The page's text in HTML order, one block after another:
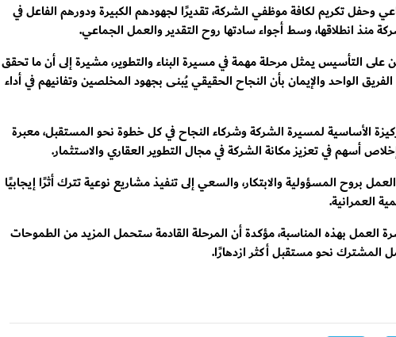
وحفل تكريم لكافة موظفي الشركة، تقديرًا لجهودهم الكبيرة ودورهم الفاعل في
منذ انطلاقها، وسط أجواء سادتها روح التقدير والعمل الجماعي.
على التأسيس يمثل مرحلة مهمة في مسيرة البناء والتطوير، مشيرة إلى أن ما تحقق
الواحد والإيمان بأن النجاح الحقيقي يُبنى بجهود المخلصين وتفانيهم في أداء
الأساسية لمسيرة الشركة وشركاء النجاح في كل خطوة نحو المستقبل، معبرة
أسهم في تعزيز مكانة الشركة في مجال التطوير العقاري والاستثمار.
بروح المسؤولية والابتكار، والسعي إلى تنفيذ مشاريع نوعية تترك أثرًا إيجابيًا
العمرانية.
العمل بهذه المناسبة، مؤكدة أن المرحلة القادمة ستحمل المزيد من الطموحات
المشترك نحو مستقبل أكثر ازدهارًا.